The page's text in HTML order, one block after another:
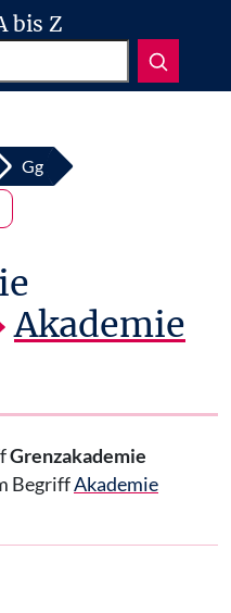
bis Z
Gg
Akademie
Grenzakademie
BegriffAkademie